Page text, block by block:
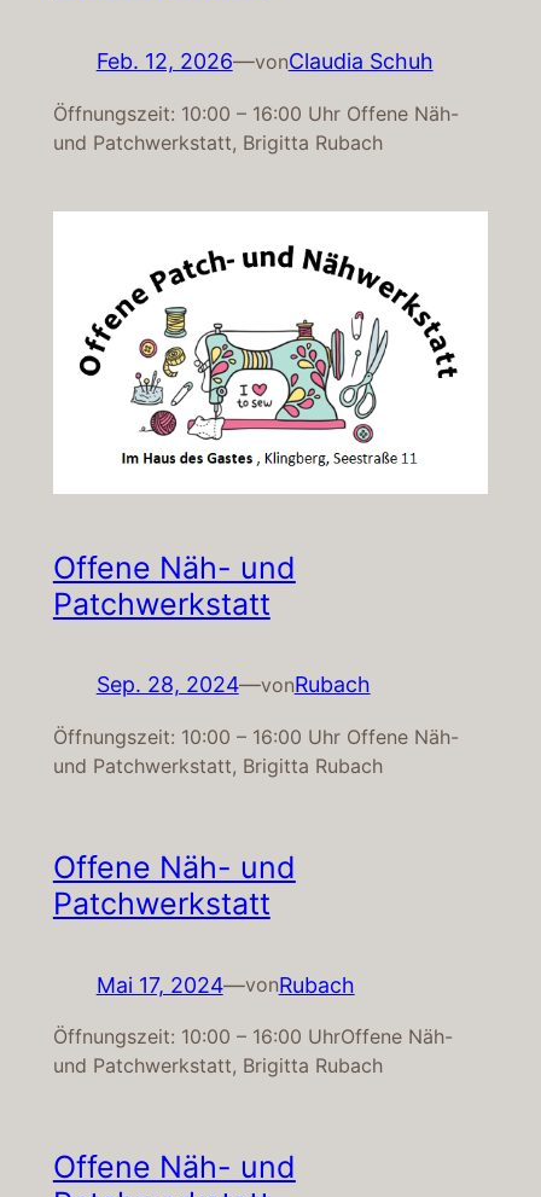
Feb. 12, 2026—vonClaudia Schuh
Öffnungszeit: 10:00 – 16:00 Uhr Offene Näh-
und Patchwerkstatt, Brigitta Rubach
Offene Näh- und
Patchwerkstatt
Sep. 28, 2024—vonRubach
Öffnungszeit: 10:00 – 16:00 Uhr Offene Näh-
und Patchwerkstatt, Brigitta Rubach
Offene Näh- und
Patchwerkstatt
Mai 17, 2024—vonRubach
Öffnungszeit: 10:00 – 16:00 UhrOffene Näh-
und Patchwerkstatt, Brigitta Rubach
Offene Näh- und